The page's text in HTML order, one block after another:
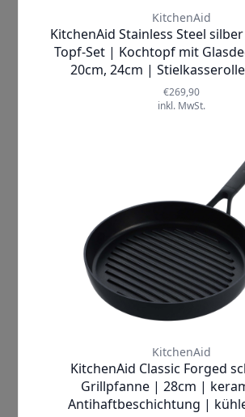
Lieblingsrezepte mühelos
dabei immerprofessionell
kreative Variationen wie
Broteoderdekorative
werden durch die
Hitzeverteilungzu echten
Zögern Sie nicht länger und
sich jetzt Ihre KitchenAid
– genießen Sie das Backen
schönsten Form und
unvergessliche
sich und Ihre
Mehr